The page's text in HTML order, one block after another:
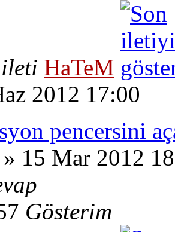
HaTeM
2012 17:00
pencersini
» 15 Mar 2012
Gösterim